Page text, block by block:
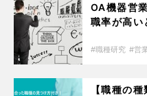
OA機器営
職率が高い
職種研究 営
【職種の